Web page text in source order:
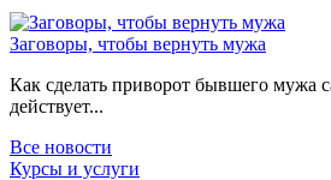
Заговоры, чтобы вернуть мужа
Как сделать приворот бывшего мужа
действует...
Все новости
Курсы и услуги